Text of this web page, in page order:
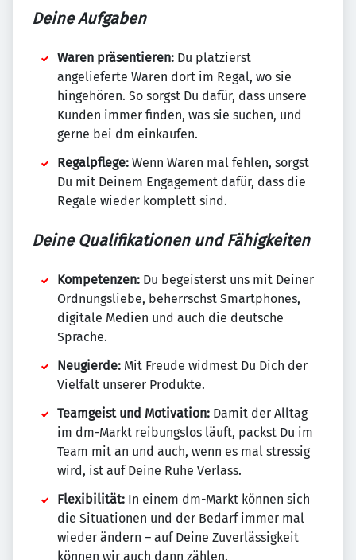
Deine Aufgaben
Waren präsentieren: Du platzierst
angelieferte Waren dort im Regal, wo sie
hingehören. So sorgst Du dafür, dass unsere
Kunden immer finden, was sie suchen, und
gerne bei dm einkaufen.
Regalpflege: Wenn Waren mal fehlen, sorgst
Du mit Deinem Engagement dafür, dass die
Regale wieder komplett sind.
Deine Qualifikationen und Fähigkeiten
Kompetenzen: Du begeisterst uns mit Deiner
Ordnungsliebe, beherrschst Smartphones,
digitale Medien und auch die deutsche
Sprache.
Neugierde: Mit Freude widmest Du Dich der
Vielfalt unserer Produkte.
Teamgeist und Motivation: Damit der Alltag
im dm-Markt reibungslos läuft, packst Du im
Team mit an und auch, wenn es mal stressig
wird, ist auf Deine Ruhe Verlass.
Flexibilität: In einem dm-Markt können sich
die Situationen und der Bedarf immer mal
wieder ändern – auf Deine Zuverlässigkeit
können wir auch dann zählen.